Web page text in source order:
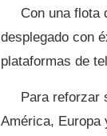
Con una flota
desplegado con
plataformas de
Para reforzar
América, Europa